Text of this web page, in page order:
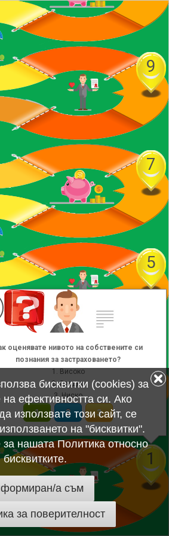
1
5
7
9
оценявате нивото на собствените си
познания за застраховането?
1. Високо
2. Средно
3. Ниско
1 2 3
бисквитки (cookies) за
ефективността си. Ако
използвате този сайт, се
на "бисквитки".
за нашата Политика относно
бисквитките.
а съм
за поверителност